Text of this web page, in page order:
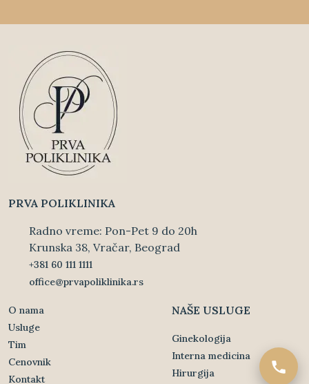
O nama
Usluge
Tim
Cenovnik
Kontakt
NAŠE USLUGE
Ginekologija
Interna medicina
Hirurgija
PRVA POLIKLINIKA
Radno vreme: Pon-Pet 9 do 20h
Krunska 38, Vračar, Beograd
+381 60 111 1111
office@prvapoliklinika.rs